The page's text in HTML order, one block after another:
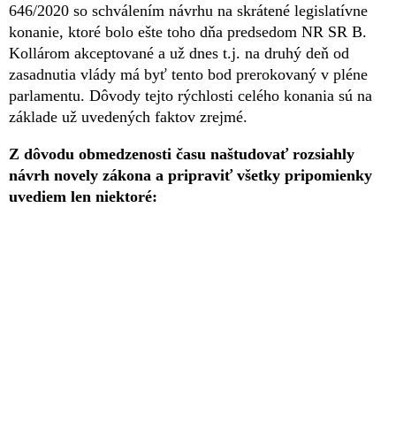
646/2020 so schválením návrhu na skrátené legislatívne
konanie, ktoré bolo ešte toho dňa predsedom NR SR B.
Kollárom akceptované a už dnes t.j. na druhý deň od
zasadnutia vlády má byť tento bod prerokovaný v pléne
parlamentu. Dôvody tejto rýchlosti celého konania sú na
základe už uvedených faktov zrejmé.
Z dôvodu obmedzenosti času naštudovať rozsiahly
návrh novely zákona a pripraviť všetky pripomienky
uvediem len niektoré: